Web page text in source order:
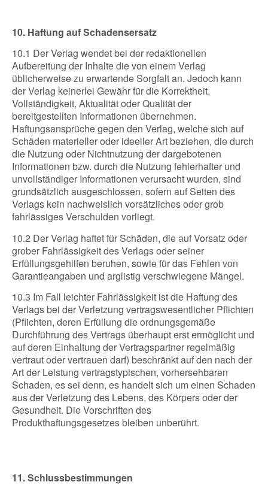
10. Haftung auf Schadensersatz
10.1 Der Verlag wendet bei der redaktionellen
Aufbereitung der Inhalte die von einem Verlag
üblicherweise zu erwartende Sorgfalt an. Jedoch kann
der Verlag keinerlei Gewähr für die Korrektheit,
Vollständigkeit, Aktualität oder Qualität der
bereitgestellten Informationen übernehmen.
Haftungsansprüche gegen den Verlag, welche sich auf
Schäden materieller oder ideeller Art beziehen, die durch
die Nutzung oder Nichtnutzung der dargebotenen
Informationen bzw. durch die Nutzung fehlerhafter und
unvollständiger Informationen verursacht wurden, sind
grundsätzlich ausgeschlossen, sofern auf Seiten des
Verlags kein nachweislich vorsätzliches oder grob
fahrlässiges Verschulden vorliegt.
10.2 Der Verlag haftet für Schäden, die auf Vorsatz oder
grober Fahrlässigkeit des Verlags oder seiner
Erfüllungsgehilfen beruhen, sowie für das Fehlen von
Garantieangaben und arglistig verschwiegene Mängel.
10.3 Im Fall leichter Fahrlässigkeit ist die Haftung des
Verlags bei der Verletzung vertragswesentlicher Pflichten
(Pflichten, deren Erfüllung die ordnungsgemäße
Durchführung des Vertrags überhaupt erst ermöglicht und
auf deren Einhaltung der Vertragspartner regelmäßig
vertraut oder vertrauen darf) beschränkt auf den nach der
Art der Leistung vertragstypischen, vorhersehbaren
Schaden, es sei denn, es handelt sich um einen Schaden
aus der Verletzung des Lebens, des Körpers oder der
Gesundheit. Die Vorschriften des
Produkthaftungsgesetzes bleiben unberührt.
11. Schlussbestimmungen